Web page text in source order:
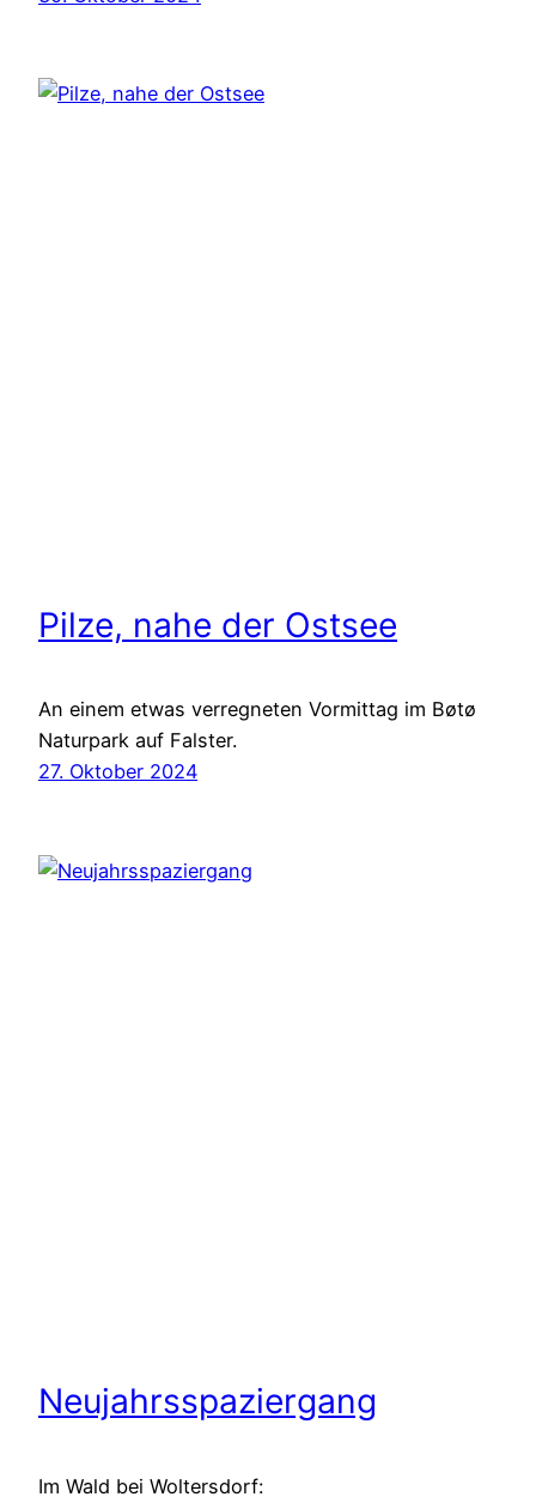
Pilze, nahe der Ostsee
An einem etwas verregneten Vormittag im Bøtø
Naturpark auf Falster.
27. Oktober 2024
Neujahrsspaziergang
Im Wald bei Woltersdorf: